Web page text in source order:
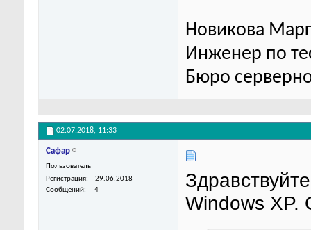
Новикова
Инженер по
Бюро
02.07.2018, 11:33
Сафар
Пользователь
Регистрация
29.06.2018
Сообщений
4
Windows XP.